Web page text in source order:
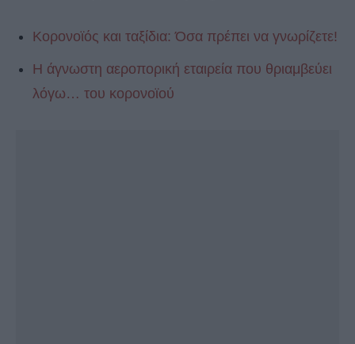
Κορονoϊός και ταξίδια: Όσα πρέπει να γνωρίζετε!
Η άγνωστη αεροπορική εταιρεία που θριαμβεύει
λόγω… του κορονοϊού